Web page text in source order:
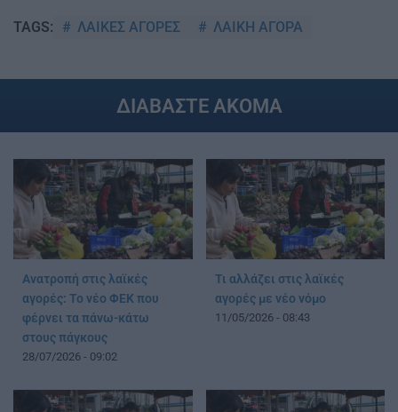
TAGS: ΛΑΙΚΕΣ ΑΓΟΡΕΣ ΛΑΙΚΗ ΑΓΟΡΑ
ΔΙΑΒΑΣΤΕ ΑΚΟΜΑ
Ανατροπή στις λαϊκές
αγορές: Το νέο ΦΕΚ που
φέρνει τα πάνω-κάτω
στους πάγκους
28/07/2026 - 09:02
Τι αλλάζει στις λαϊκές
αγορές με νέο νόμο
11/05/2026 - 08:43